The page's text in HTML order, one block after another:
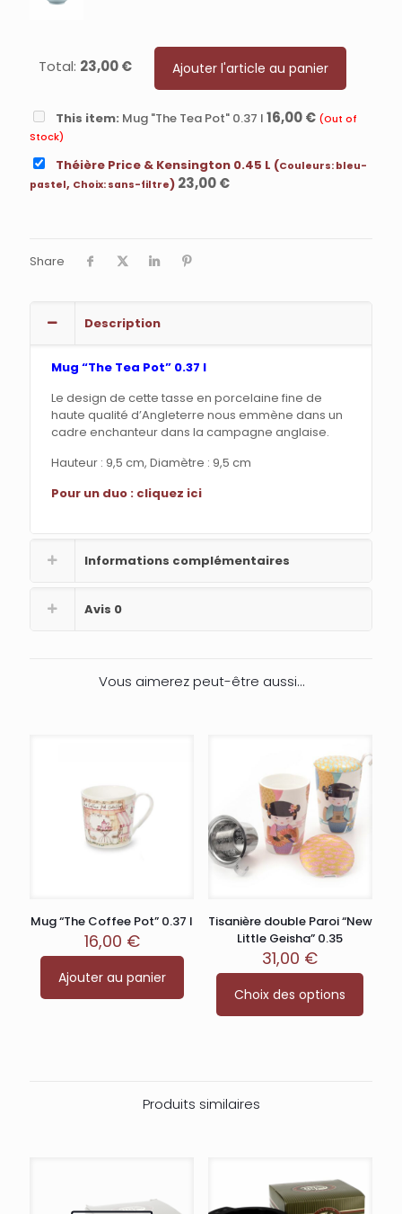
Total: 23,00€ Ajouter l'article au panier
This item: Mug "The Tea Pot" 0.37 l 16,00€ (Out of
Stock)
Théière Price & Kensington 0.45 L (Couleurs: bleu-
pastel, Choix: sans-filtre) 23,00€
Share
Description
Mug “The Tea Pot” 0.37 l
Le design de cette tasse en porcelaine fine de
haute qualité d’Angleterre nous emmène dans un
cadre enchanteur dans la campagne anglaise.
Hauteur : 9,5 cm, Diamètre : 9,5 cm
Pour un duo : cliquez ici
Informations complémentaires
Avis 0
Vous aimerez peut-être aussi…
Mug “The Coffee Pot” 0.37 l
16,00 €
Ajouter au panier
Tisanière double Paroi “New
Little Geisha” 0.35
31,00 €
Choix des options
produit
a
page
du
Produits similaires